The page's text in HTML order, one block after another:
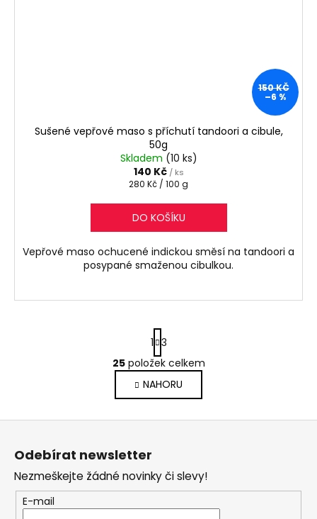
150 KČ
–6 %
Sušené vepřové maso s příchutí tandoori a cibule,
50g
Skladem (10 ks)
140 Kč / ks
Měrná
280 Kč / 100 g
DO KOŠÍKU
Vepřové maso ochucené indickou směsí na tandoori a
posypané smaženou cibulkou.
O
v
l
á
í
p
r
S
t
r
á
n
k
1 3
25položek celkem
NAHORU
Z
Odebírat newsletter
Nezmeškejte žádné novinky či slevy!
E-mail